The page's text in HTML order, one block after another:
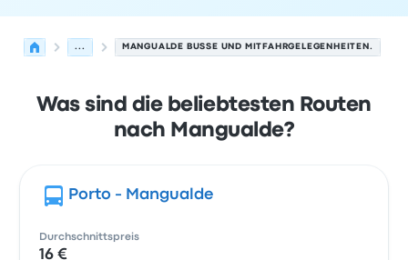
... MANGUALDE BUSSE UND MITFAHRGELEGENHEITEN.
Was sind die beliebtesten Routen
nach Mangualde?
Porto - Mangualde
Durchschnittspreis
16 €